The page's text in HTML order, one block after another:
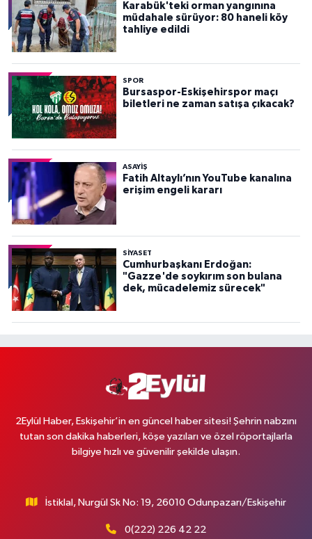
Karabük'teki orman yangınına
müdahale sürüyor: 80 haneli köy
tahliye edildi
SPOR
Bursaspor-Eskişehirspor maçı
biletleri ne zaman satışa çıkacak?
ASAYİŞ
Fatih Altaylı’nın YouTube kanalına
erişim engeli kararı
SİYASET
Cumhurbaşkanı Erdoğan:
"Gazze'de soykırım son bulana
dek, mücadelemiz sürecek"
2Eylül Haber, Eskişehir’in en güncel haber sitesi! Şehrin nabzını
tutan son dakika haberleri, köşe yazıları ve özel röportajlarla
bilgiye hızlı ve güvenilir şekilde ulaşın.
İstiklal, Nurgül Sk No: 19, 26010 Odunpazarı/Eskişehir
0(222) 226 42 22